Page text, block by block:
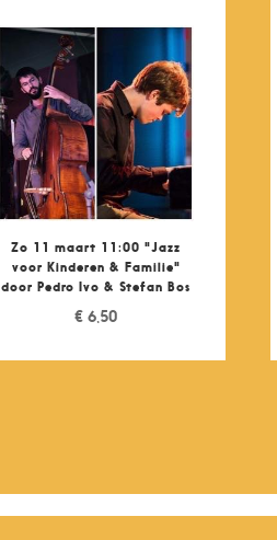
Zo 11 maart 11:00 "Jazz
voor Kinderen & Familie"
door Pedro Ivo & Stefan Bos
€ 6,50